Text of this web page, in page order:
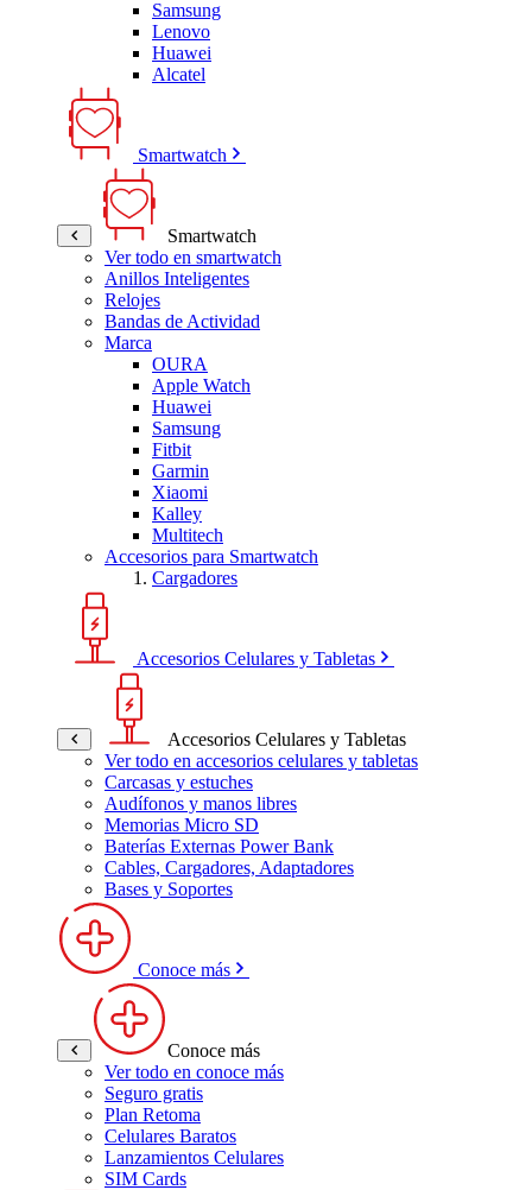
Samsung
Lenovo
Huawei
Alcatel
Smartwatch
Smartwatch
Ver todo en smartwatch
Anillos Inteligentes
Relojes
Bandas de Actividad
Marca
OURA
Apple Watch
Huawei
Samsung
Fitbit
Garmin
Xiaomi
Kalley
Multitech
Accesorios para Smartwatch
Cargadores
Accesorios Celulares y Tabletas
Accesorios Celulares y Tabletas
Ver todo en accesorios celulares y tabletas
Carcasas y estuches
Audífonos y manos libres
Memorias Micro SD
Baterías Externas Power Bank
Cables, Cargadores, Adaptadores
Bases y Soportes
Conoce más
Conoce más
Ver todo en conoce más
Seguro gratis
Plan Retoma
Celulares Baratos
Lanzamientos Celulares
SIM Cards